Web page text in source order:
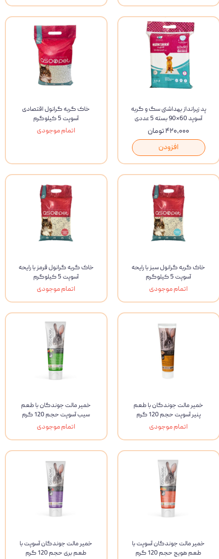
پد زیرانداز بهداشتی سگ و گربه
آسوپد 60*90 بسته 5 عددی
۴۲۰,۰۰۰ تومان
افزودن
خاک گربه گرانول اقتصادی
آسوپت 5 کیلوگرم
اتمام موجودی
خاک گربه گرانول سبز با رایحه
آسوپت 5 کیلوگرم
اتمام موجودی
خاک گربه گرانول قرمز با رایحه
آسوپت 5 کیلوگرم
اتمام موجودی
خمیر مالت جوندگان با طعم
پنیر آسوپت حجم 120 گرم
اتمام موجودی
خمیر مالت جوندگان با طعم
سیب آسوپت حجم 120 گرم
اتمام موجودی
خمیر مالت جوندگان آسوپت با
طعم هویج حجم 120 گرم
خمیر مالت جوندگان آسوپت با
طعم بری حجم 120 گرم